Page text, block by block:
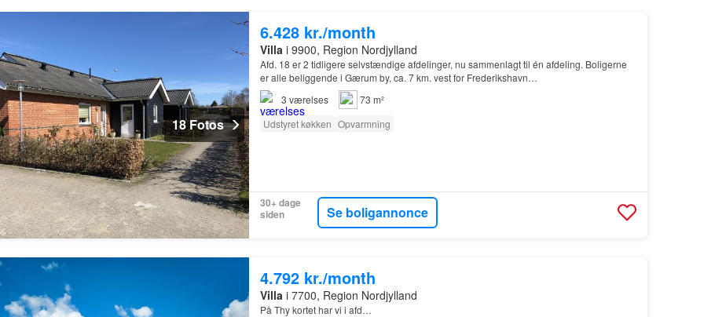
18 Fotos
6.428 kr./month
Villa i 9900, Region Nordjylland
Afd. 18 er 2 tidligere selvstændige afdelinger, nu sammenlagt til én afdeling. Boligerne
er alle beliggende i Gærum by, ca. 7 km. vest for Frederikshavn…
3 værelses
73 m²
Udstyret køkken Opvarmning
30+ dage
siden
Se boligannonce
4.792 kr./month
Villa i 7700, Region Nordjylland
På Thy kortet har vi i afd…